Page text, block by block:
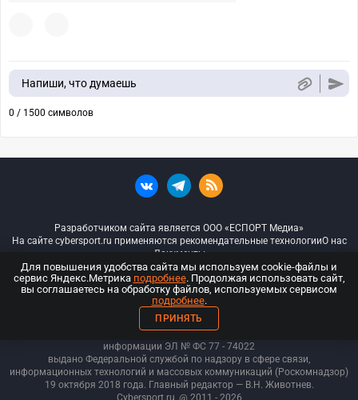
Напиши, что думаешь
0 / 1500 символов
Разработчиком сайта является ООО «ЕСПОРТ Медиа»
На сайте cybersport.ru применяются рекомендательные технологииО нас
Документы
© ООО «Киберспорт.ру» — Все права защищены
18+
ООО «Киберспорт.ру». Свидетельство о регистрации средств массовой
информации ЭЛ № ФС 77 - 74022
выдано Федеральной службой по надзору в сфере связи,
информационных технологий и массовых коммуникаций (Роскомнадзор)
19 октября 2018 года. Главный редактор — В.Н. Животнев.
Cybersport.ru @ 2011 - 2026
Для повышения удобства сайта мы используем cookie-файлы и
сервис Яндекс.Метрика подробнее. Продолжая использовать сайт,
вы соглашаетесь на обработку файлов, используемых сервисом
подробнее.
ПРИНЯТЬ